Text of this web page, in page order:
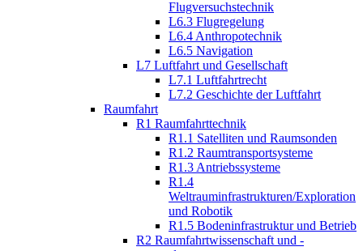
Flugversuchstechnik
L6.3 Flugregelung
L6.4 Anthropotechnik
L6.5 Navigation
L7 Luftfahrt und Gesellschaft
L7.1 Luftfahrtrecht
L7.2 Geschichte der Luftfahrt
Raumfahrt
R1 Raumfahrttechnik
R1.1 Satelliten und Raumsonden
R1.2 Raumtransportsysteme
R1.3 Antriebssysteme
R1.4
Weltrauminfrastrukturen/Exploration
und Robotik
R1.5 Bodeninfrastruktur und Betrieb
R2 Raumfahrtwissenschaft und -